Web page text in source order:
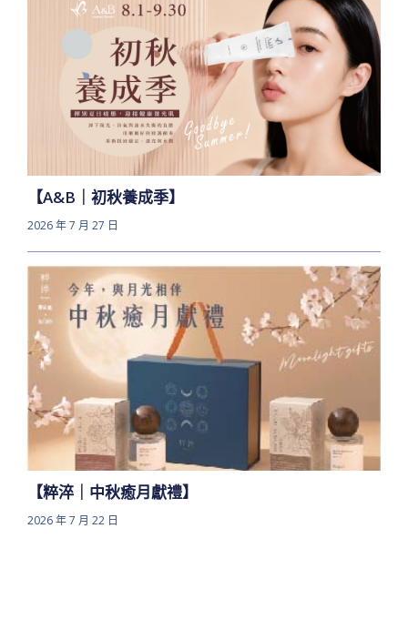
【A&B｜初秋養成季】
2026 年 7 月 27 日
【粹淬｜中秋癒月獻禮】
2026 年 7 月 22 日